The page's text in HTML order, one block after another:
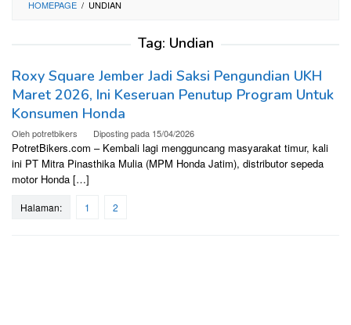
HOMEPAGE / UNDIAN
Tag: Undian
Roxy Square Jember Jadi Saksi Pengundian UKH
Maret 2026, Ini Keseruan Penutup Program Untuk
Konsumen Honda
Olehpotretbikers Diposting pada 15/04/2026
PotretBikers.com – Kembali lagi mengguncang masyarakat timur, kali
ini PT Mitra Pinasthika Mulia (MPM Honda Jatim), distributor sepeda
motor Honda […]
Halaman: 1 2